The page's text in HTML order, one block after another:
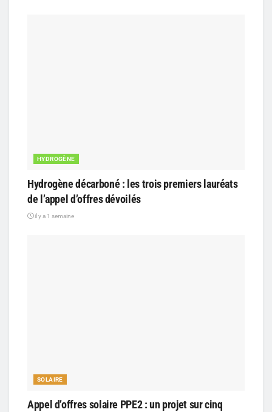
HYDROGÈNE
Hydrogène décarboné : les trois premiers lauréats
de l’appel d’offres dévoilés
il y a 1 semaine
SOLAIRE
Appel d’offres solaire PPE2 : un projet sur cinq